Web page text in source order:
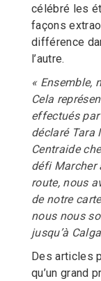
célébré les
façons
différence
l’autre.
« Ensemble,
Cela
effectués
déclaré Tara
Centraide
défi Marcher
route, nous
de notre
nous nous
jusqu’à
Des articles
qu’un grand